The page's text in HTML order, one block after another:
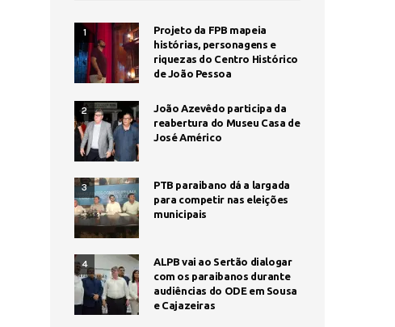
1
Projeto da FPB mapeia
histórias, personagens e
riquezas do Centro Histórico
de João Pessoa
2
João Azevêdo participa da
reabertura do Museu Casa de
José Américo
3
PTB paraibano dá a largada
para competir nas eleições
municipais
4
ALPB vai ao Sertão dialogar
com os paraibanos durante
audiências do ODE em Sousa
e Cajazeiras